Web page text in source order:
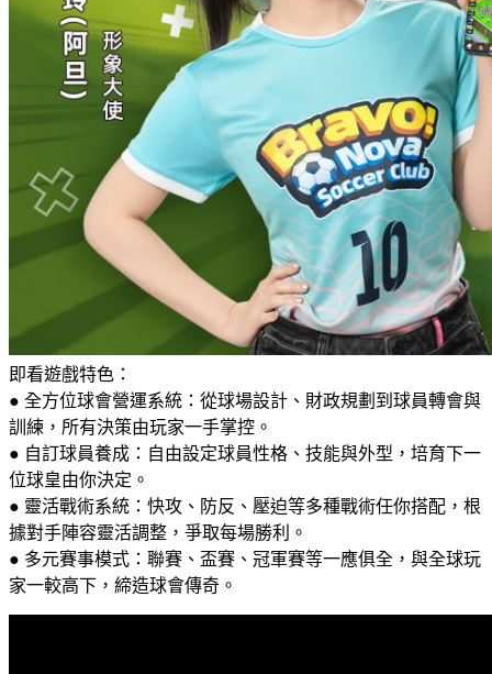
即看遊戲特色：
● 全方位球會營運系統：從球場設計、財政規劃到球員轉會與
訓練，所有決策由玩家一手掌控。
● 自訂球員養成：自由設定球員性格、技能與外型，培育下一
位球皇由你決定。
● 靈活戰術系統：快攻、防反、壓迫等多種戰術任你搭配，根
據對手陣容靈活調整，爭取每場勝利。
● 多元賽事模式：聯賽、盃賽、冠軍賽等一應俱全，與全球玩
家一較高下，締造球會傳奇。